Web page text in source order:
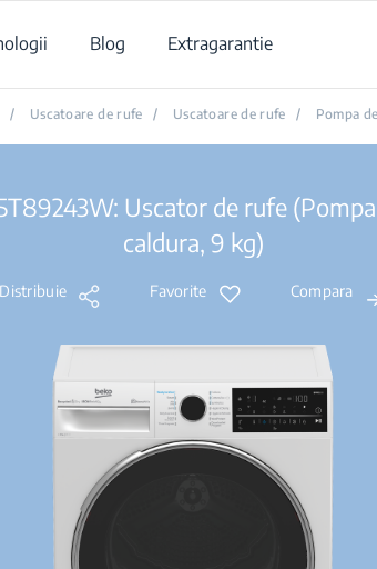
Blog Extragarantie
/ Uscatoare de rufe / Uscatoare de rufe / Pompa
Uscator de rufe
caldura, 9 kg)
Distribuie Favorite Compara